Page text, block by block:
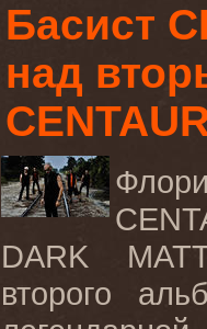
Басист
над
DARK
второго